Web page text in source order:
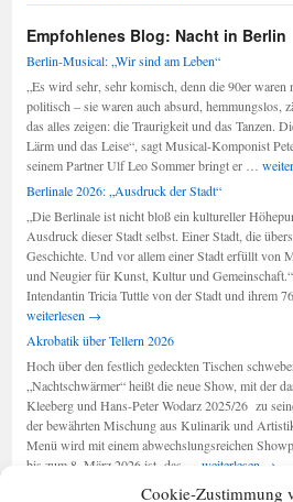
Cookie-Zustimmung
Empfohlenes Blog: Nacht in Berlin
Berlin-Musical: „Wir sind am Leben“
„Es wird sehr, sehr komisch, denn die 90er
politisch – sie waren auch absurd, hemmungslos,
das alles zeigen: die Traurigkeit und das Tanzen.
Lärm und das Leise“, sagt Musical-Komponist
seinem Partner Ulf Leo Sommer bringt er …
sind
am
Berlinale 2026: „Ausdruck der Stadt“
„Die Berlinale ist nicht bloß ein kultureller
Ausdruck dieser Stadt selbst. Einer Stadt, die
Geschichte. Und vor allem einer Stadt erfüllt von
und Neugier für Kunst, Kultur und
Intendantin Tricia Tuttle von der Stadt und ihrem
weiterlesen →
Akrobatik über Tellern 2026
Hoch über den festlich gedeckten Tischen
„Nachtschwärmer“ heißt die neue Show, mit der
Kleeberg und Hans-Peter Wodarz 2025/26 zu
der bewährten Mischung aus Kulinarik und
Menü wird mit einem abwechslungsreichen
bis zum 8. März 2026 ist das … Akrobatik
weiterlesen →